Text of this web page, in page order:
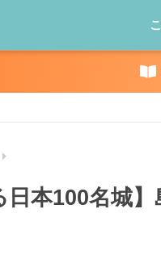
日本100名城